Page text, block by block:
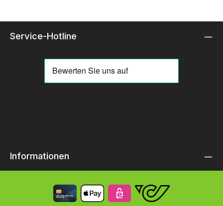
Service-Hotline
Informationen